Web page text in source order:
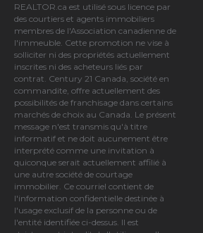
REALTOR.ca est utilisé sous licence par
des courtiers et agents immobiliers
membres de l'Association canadienne de
l'immeuble. Cette promotion ne vise à
solliciter ni des propriétés actuellement
inscrites ni des acheteurs liés par
contrat. Century 21 Canada, société en
commandite, offre actuellement des
possibilités de franchisage dans certains
marchés de choix au Canada. Le présent
message n'est transmis qu'à titre
informatif et ne doit aucunement être
interprété comme une invitation à
quiconque serait actuellement affilié à
une autre société de courtage
immobilier. Ce courriel contient de
l'information confidentielle destinée à
l'usage exclusif de la personne ou de
l'entité identifiée ci-dessus. Il est